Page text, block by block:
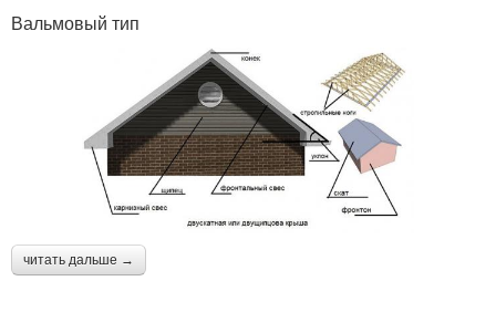
Вальмовый тип
читать дальше →